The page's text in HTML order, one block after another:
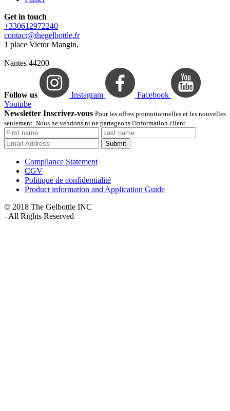
Get in touch
+330612972240
contact@thegelbottle.fr
1 place Victor Mangin,
Nantes 44200
Follow us Instagram
Facebook
Youtube
Newsletter Inscrivez-vous Pour les offres promotionnelles et les nouvelles
seulement. Nous ne vendons ni ne partageons l'information client.
Submit
Compliance Statement
CGV
Politique de confidentialité
Product information and Application Guide
© 2018 The Gelbottle INC
- All Rights Reserved